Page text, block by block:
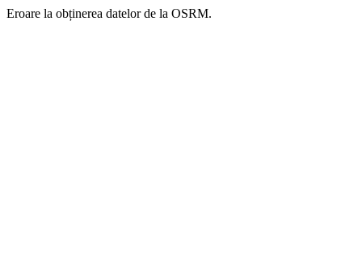
Eroare la obținerea datelor de la OSRM.